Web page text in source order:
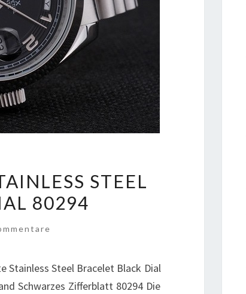
STEEL
80294
Stainless Steel Bracelet Black Dial
Schwarzes Zifferblatt 80294 Die